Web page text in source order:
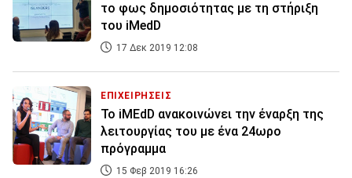
το φως δημοσιότητας με τη στήριξη
του iMedD
17 Δεκ 2019 12:08
ΕΠΙΧΕΙΡΗΣΕΙΣ
Το iMEdD ανακοινώνει την έναρξη της
λειτουργίας του με ένα 24ωρο
πρόγραμμα
15 Φεβ 2019 16:26